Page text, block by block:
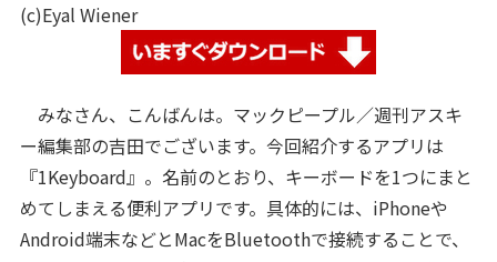
(c)Eyal Wiener
みなさん、こんばんは。マックピープル／週刊アスキ
ー編集部の吉田でございます。今回紹介するアプリは
『1Keyboard』。名前のとおり、キーボードを1つにまと
めてしまえる便利アプリです。具体的には、iPhoneや
Android端末などとMacをBluetoothで接続することで、